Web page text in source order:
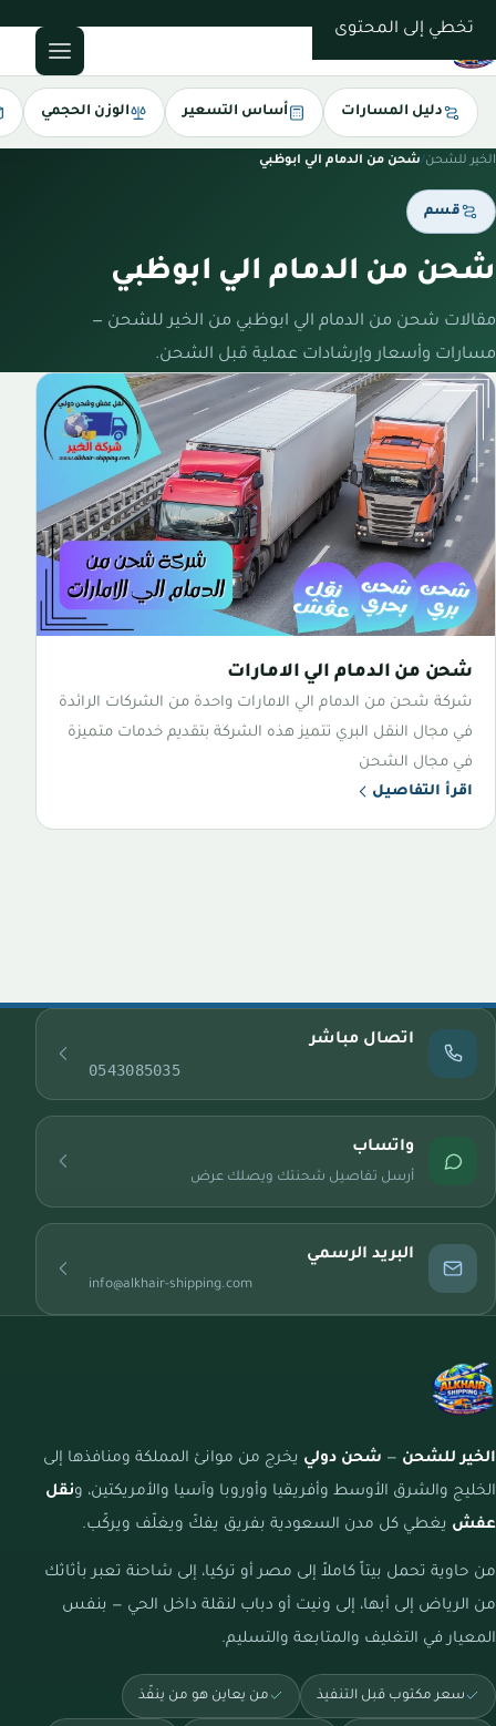
تخطي إلى المحتوى
دليل المسارات أساس التسعير الوزن الحجمي
الخير للشحن/شحن من الدمام الي ابوظبي
قسم
شحن من الدمام الي ابوظبي
مقالات شحن من الدمام الي ابوظبي من الخير للشحن —
مسارات وأسعار وإرشادات عملية قبل الشحن.
شحن من الدمام الي الامارات
شركة شحن من الدمام الي الامارات واحدة من الشركات الرائدة
في مجال النقل البري تتميز هذه الشركة بتقديم خدمات متميزة
في مجال الشحن
اقرأ التفاصيل
اتصال مباشر
0543085035
واتساب
أرسل تفاصيل شحنتك ويصلك عرض
البريد الرسمي
info@alkhair-shipping.com
الخير للشحن — شحن دولي يخرج من موانئ المملكة ومنافذها إلى
الخليج والشرق الأوسط وأفريقيا وأوروبا وآسيا والأمريكتين، ونقل
عفش يغطي كل مدن السعودية بفريق يفكّ ويغلّف ويركّب.
من حاوية تحمل بيتاً كاملاً إلى مصر أو تركيا، إلى شاحنة تعبر بأثاثك
من الرياض إلى أبها، إلى ونيت أو دباب لنقلة داخل الحي — بنفس
المعيار في التغليف والمتابعة والتسليم.
سعر مكتوب قبل التنفيذ من يعاين هو من ينفّذ